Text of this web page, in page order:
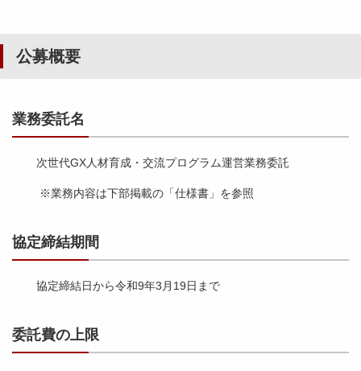
公募概要
業務委託名
次世代GX人材育成・交流プログラム運営業務委託
※業務内容は下部掲載の「仕様書」を参照
協定締結期間
協定締結日から令和9年3月19日まで
委託費の上限